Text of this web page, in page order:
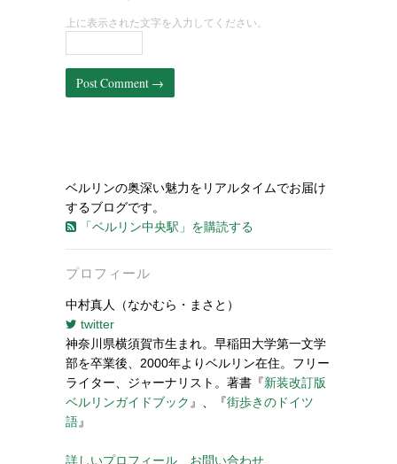
上に表示された文字を入力してください。
ベルリンの奥深い魅力をリアルタイムでお届け
するブログです。
「ベルリン中央駅」を購読する
プロフィール
中村真人（なかむら・まさと）
twitter
神奈川県横須賀市生まれ。早稲田大学第一文学
部を卒業後、2000年よりベルリン在住。フリー
ライター、ジャーナリスト。著書『新装改訂版
ベルリンガイドブック 』、『街歩きのドイツ
語』
詳しいプロフィール お問い合わせ